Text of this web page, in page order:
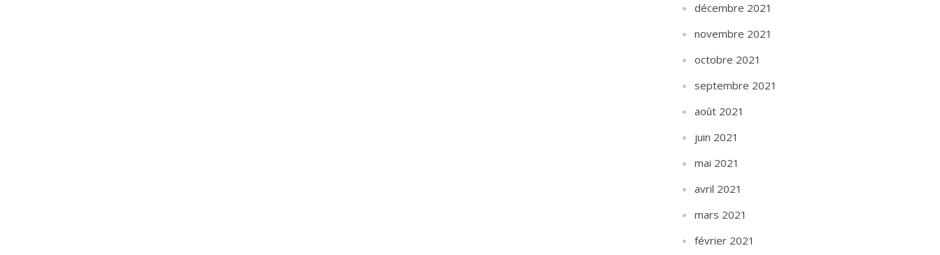
décembre 2021
novembre 2021
octobre 2021
septembre 2021
août 2021
juin 2021
mai 2021
avril 2021
mars 2021
février 2021